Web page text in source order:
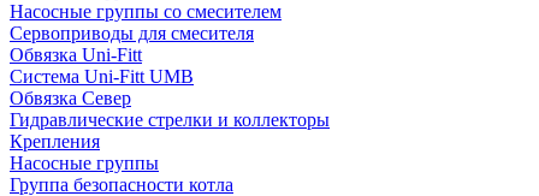
Насосные группы со смесителем
Сервоприводы для смесителя
Обвязка Uni-Fitt
Система Uni-Fitt UMB
Обвязка Север
Гидравлические стрелки и коллекторы
Крепления
Насосные группы
Группа безопасности котла